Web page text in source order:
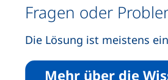
Fragen oder
Die Lösung ist meistens
Mehr über die